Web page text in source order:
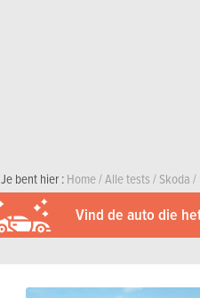
Je bent hier :Home/Alle tests/Skoda/
Vind de auto die